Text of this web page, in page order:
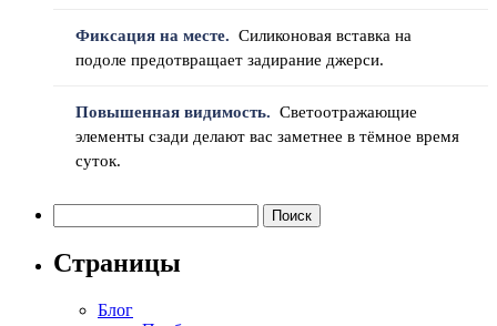
Фиксация на месте. Силиконовая вставка на
подоле предотвращает задирание джерси.
Повышенная видимость. Светоотражающие
элементы сзади делают вас заметнее в тёмное время
суток.
Страницы
Блог